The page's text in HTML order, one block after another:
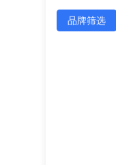
品牌筛选